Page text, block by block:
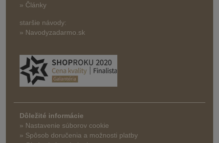
» Články
staršie návody:
» Navodyzadarmo.sk
Dôležité informácie
» Nastavenie súborov cookie
» Spôsob doručenia a možnosti platby